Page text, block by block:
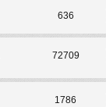
636
72709
1786